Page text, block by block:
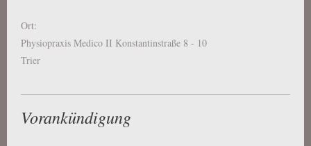
Ort:
Physiopraxis Medico II Konstantinstraße 8 - 10
Trier
Vorankündigung